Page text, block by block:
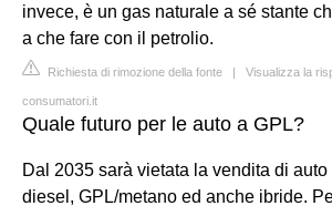
invece, è un gas naturale a sé stante
a che fare con il petrolio.
Richiesta di rimozione della fonte | Visualizza la
consumatori.it
Quale futuro per le auto a GPL?
Dal 2035 sarà vietata la vendita di
diesel, GPL/metano ed anche ibride.